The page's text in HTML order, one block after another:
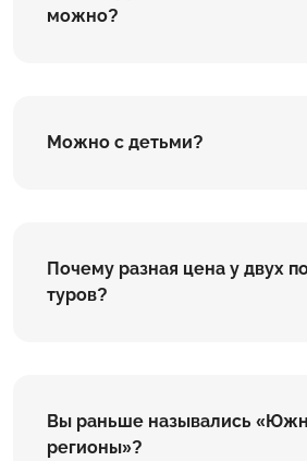
можно?
Можно с детьми?
Почему разная цена у двух
туров?
Вы раньше назывались
регионы»?